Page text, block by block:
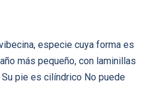
especie cuya forma es
más pequeño, con laminillas
pie es cilíndrico No puede